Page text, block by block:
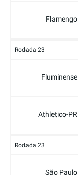
Flamengo
Rodada 23
Fluminense
Athletico-PR
Rodada 23
São Paulo